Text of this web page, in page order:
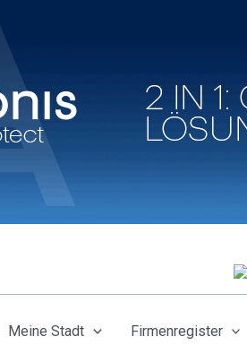
Meine Stadt Firmenregister